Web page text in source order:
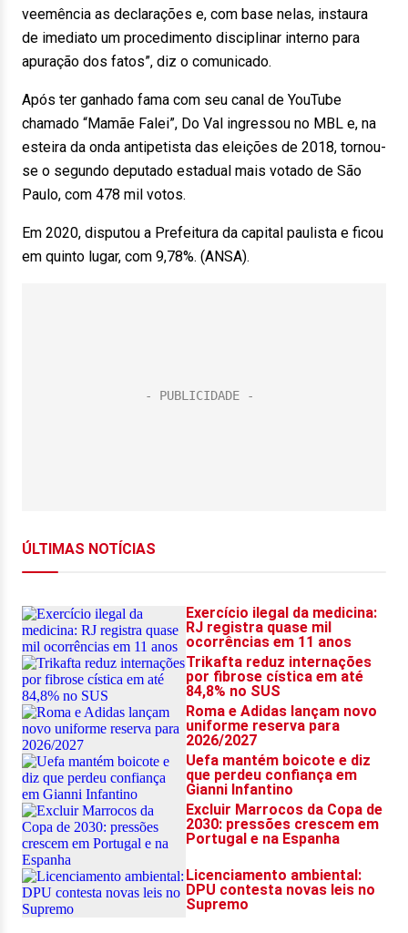
veemência as declarações e, com base nelas, instaura
de imediato um procedimento disciplinar interno para
apuração dos fatos”, diz o comunicado.
Após ter ganhado fama com seu canal de YouTube
chamado “Mamãe Falei”, Do Val ingressou no MBL e, na
esteira da onda antipetista das eleições de 2018, tornou-
se o segundo deputado estadual mais votado de São
Paulo, com 478 mil votos.
Em 2020, disputou a Prefeitura da capital paulista e ficou
em quinto lugar, com 9,78%. (ANSA).